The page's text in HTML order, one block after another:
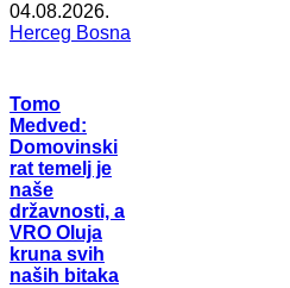
04.08.2026.
Herceg Bosna
Tomo
Medved:
Domovinski
rat temelj je
naše
državnosti, a
VRO Oluja
kruna svih
naših bitaka